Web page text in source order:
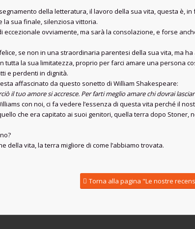
della letteratura, il lavoro della sua vita, questa è,
la sua finale, silenziosa vittoria.
eccezionale ovviamente, ma sarà la consolazione, e forse
se non in una straordinaria parentesi della sua vita, ma
tutta la sua limitatezza, proprio per farci amare una persona
e perdenti in dignità.
affascinato da questo sonetto di William Shakespeare:
il tuo amore si accresce. Per farti meglio amare chi dovrai
con noi, ci fa vedere l’essenza di questa vita perché il
che era capitato ai suoi genitori, quella terra dopo Stoner,
della vita, la terra migliore di come l’abbiamo trovata.
Torna alla pagina "Le nostre